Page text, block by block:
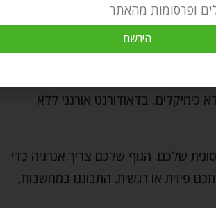
כימיקלים, בדאודורנט אורגני ללא
שלכם. הגוף שלכם צריך אנרגיה כדי
פיזית או רגשית. התבוננו במחשבות,
ופרסומות מהאתר
הירשם